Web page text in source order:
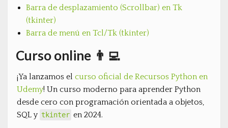
Barra de desplazamiento (Scrollbar) en Tk
(tkinter)
Barra de menú en Tcl/Tk (tkinter)
Curso online 👨‍💻
¡Ya lanzamos el curso oficial de Recursos Python en
Udemy! Un curso moderno para aprender Python
desde cero con programación orientada a objetos,
SQL y tkinter en 2024.